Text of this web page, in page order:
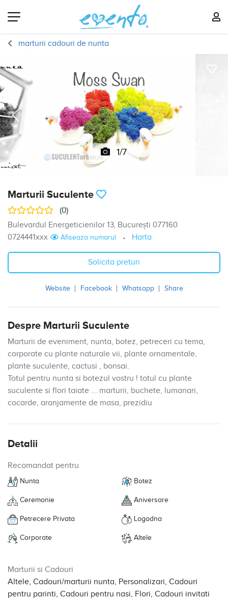
marturii cadouri de nunta
1/7
Marturii Suculente
(0)
Bulevardul Energeticienilor 13, București 077160
0724441xxx
Afiseaza numarul Harta
Solicita preturi
Website Facebook Whatsapp Share
Despre Marturii Suculente
Marturii de eveniment, nunta, botez, petreceri cu tema,
corporate cu plante naturale vii, plante ornamentale,
plante suculente, cactusi , bonsai.
Totul pentru nunta si botezul vostru ! totul cu plante
suculente si flori taiate ... marturii, buchete, lumanari,
cocarde, aranjamente de masa, prezidiu
Detalii
Recomandat pentru
Nunta Botez
Ceremonie Aniversare
Petrecere Privata Logodna
Corporate Altele
Marturii si Cadouri
Altele, Cadouri/marturii nunta, Personalizari, Cadouri
pentru parinti, Cadouri pentru nasi, Flori, Cadouri invitati